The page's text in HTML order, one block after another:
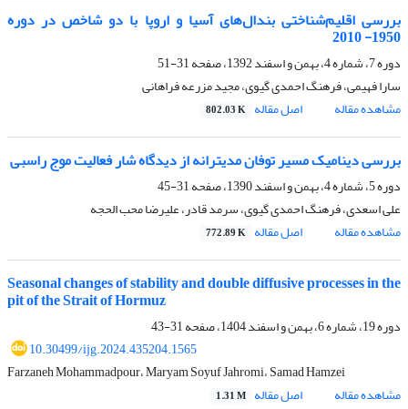
بررسی اقلیم‌شناختی بندال‌‌های آسیا و اروپا با دو شاخص در دوره
1950- 2010
دوره 7، شماره 4، بهمن و اسفند 1392، صفحه
31-51
سارا فهیمی، فرهنگ احمدی گیوی، مجید مزرعه فراهانی
مشاهده مقاله
اصل مقاله 802.03 K
بررسی دینامیک مسیر توفان مدیترانه از دیدگاه شار فعالیت موج راسبی
دوره 5، شماره 4، بهمن و اسفند 1390، صفحه
31-45
علی اسعدی، فرهنگ احمدی گیوی، سرمد قادر، علیرضا محب الحجه
مشاهده مقاله
اصل مقاله 772.89 K
Seasonal changes of stability and double diffusive processes in the
pit of the Strait of Hormuz
دوره 19، شماره 6، بهمن و اسفند 1404، صفحه
31-43
10.30499/ijg.2024.435204.1565
Farzaneh Mohammadpour، Maryam Soyuf Jahromi، Samad Hamzei
مشاهده مقاله
اصل مقاله 1.31 M